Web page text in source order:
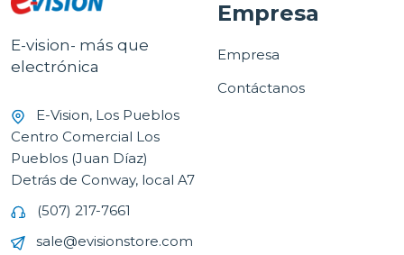
E-vision- más que
electrónica
E-Vision, Los Pueblos
Centro Comercial Los
Pueblos (Juan Díaz)
Detrás de Conway, local A7
(507) 217-7661
sale@evisionstore.com
Empresa
Empresa
Contáctanos